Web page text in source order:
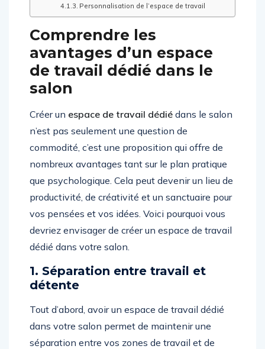
Personnalisation de l’espace de travail
Comprendre les
avantages d’un espace
de travail dédié dans le
salon
Créer un espace de travail dédié dans le salon
n’est pas seulement une question de
commodité, c’est une proposition qui offre de
nombreux avantages tant sur le plan pratique
que psychologique. Cela peut devenir un lieu de
productivité, de créativité et un sanctuaire pour
vos pensées et vos idées. Voici pourquoi vous
devriez envisager de créer un espace de travail
dédié dans votre salon.
1. Séparation entre travail et
détente
Tout d’abord, avoir un espace de travail dédié
dans votre salon permet de maintenir une
séparation entre vos zones de travail et de